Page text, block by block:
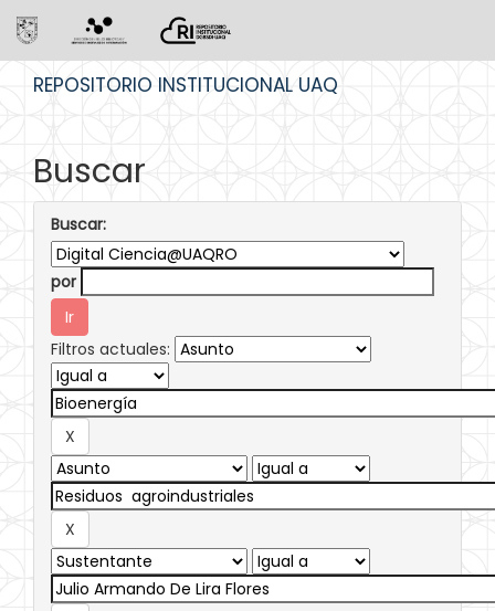
REPOSITORIO INSTITUCIONAL UAQ
Buscar
Buscar:
por
Filtros actuales: